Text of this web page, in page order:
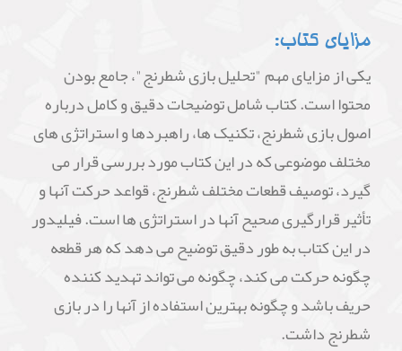
مزایای کتاب:
یکی از مزایای مهم "تحلیل بازی شطرنج"، جامع بودن
محتوا است. کتاب شامل توضیحات دقیق و کامل درباره
اصول بازی شطرنج، تکنیک ها، راهبردها و استراتژی های
مختلف موضوعی که در این کتاب مورد بررسی قرار می
گیرد، توصیف قطعات مختلف شطرنج، قواعد حرکت آنها و
تأثیر قرارگیری صحیح آنها در استراتژی ها است. فیلیدور
در این کتاب به طور دقیق توضیح می دهد که هر قطعه
چگونه حرکت می کند، چگونه می تواند تهدید کننده
حریف باشد و چگونه بهترین استفاده از آنها را در بازی
شطرنج داشت.